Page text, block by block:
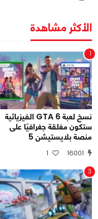
الأكثر مشاهدة
1
نسخ لعبة GTA 6 الفيزيائية
ستكون مغلقة جغرافيًا على
منصة بلايستيشن 5
16001
1
3